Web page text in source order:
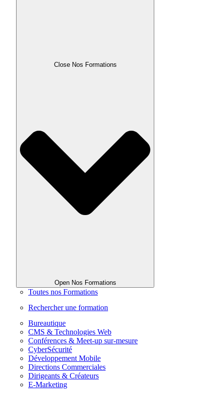
Close Nos Formations
Open Nos Formations
Toutes nos Formations
Rechercher une formation
Bureautique
CMS & Technologies Web
Conférences & Meet-up sur-mesure
CyberSécurité
Développement Mobile
Directions Commerciales
Dirigeants & Créateurs
E-Marketing